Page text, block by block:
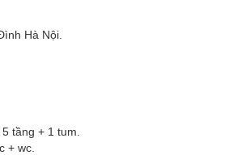
Hà Nội.
tầng + 1 tum.
+ wc.